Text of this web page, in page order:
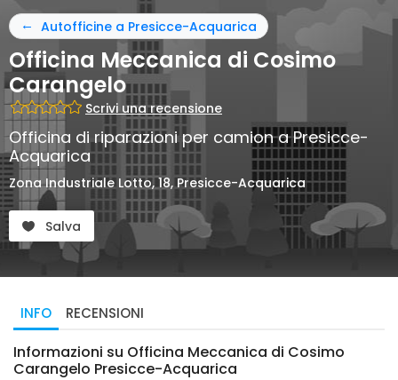
Autofficine a Presicce-Acquarica
Officina Meccanica di Cosimo
Carangelo
Scrivi una recensione
Officina di riparazioni per camion a Presicce-
Acquarica
Zona Industriale Lotto, 18, Presicce-Acquarica
Salva
INFO RECENSIONI
Informazioni su Officina Meccanica di Cosimo
Carangelo Presicce-Acquarica